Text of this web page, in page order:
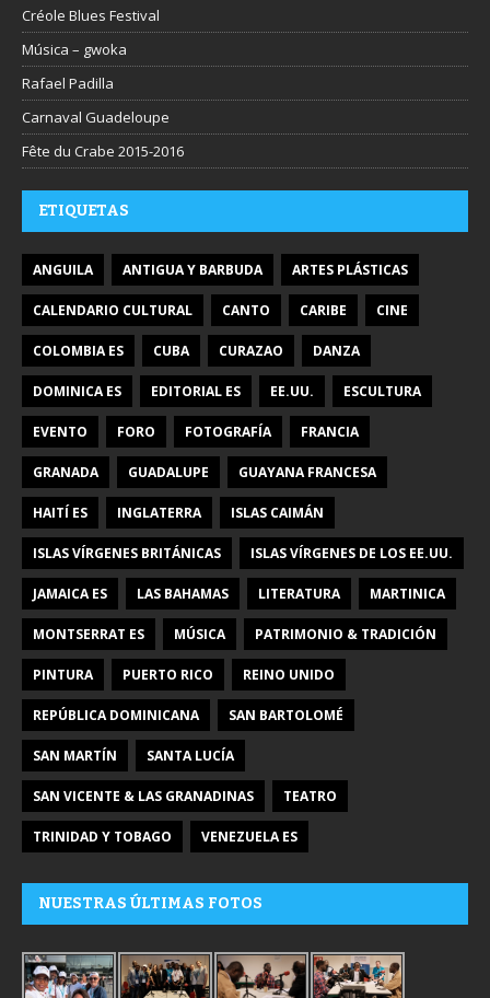
Créole Blues Festival
Música – gwoka
Rafael Padilla
Carnaval Guadeloupe
Fête du Crabe 2015-2016
ETIQUETAS
ANGUILA ANTIGUA Y BARBUDA ARTES PLÁSTICAS
CALENDARIO CULTURAL CANTO CARIBE CINE
COLOMBIA ES CUBA CURAZAO DANZA
DOMINICA ES EDITORIAL ES EE.UU. ESCULTURA
EVENTO FORO FOTOGRAFÍA FRANCIA
GRANADA GUADALUPE GUAYANA FRANCESA
HAITÍ ES INGLATERRA ISLAS CAIMÁN
ISLAS VÍRGENES BRITÁNICAS ISLAS VÍRGENES DE LOS EE.UU.
JAMAICA ES LAS BAHAMAS LITERATURA MARTINICA
MONTSERRAT ES MÚSICA PATRIMONIO & TRADICIÓN
PINTURA PUERTO RICO REINO UNIDO
REPÚBLICA DOMINICANA SAN BARTOLOMÉ
SAN MARTÍN SANTA LUCÍA
SAN VICENTE & LAS GRANADINAS TEATRO
TRINIDAD Y TOBAGO VENEZUELA ES
NUESTRAS ÚLTIMAS FOTOS